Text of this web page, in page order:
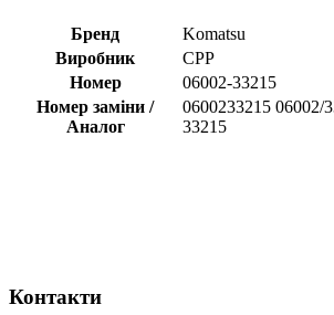
Бренд
Komatsu
Виробник
CPP
Номер
06002-33215
Номер заміни /
Аналог
0600233215 06002/
33215
Контакти